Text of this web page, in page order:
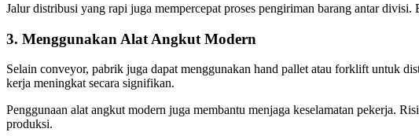
Jalur distribusi yang rapi juga mempercepat proses pengiriman barang antar
3. Menggunakan Alat Angkut Modern
Selain conveyor, pabrik juga dapat menggunakan hand pallet atau forklift untuk
kerja meningkat secara signifikan.
Penggunaan alat angkut modern juga membantu menjaga keselamatan pekerja.
produksi.